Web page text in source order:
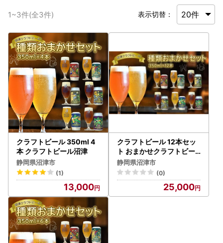
1~3件(全3件) 表示切替：
クラフトビール 350ml 4
本 クラフトビール沼津
静岡県沼津市
(1)
13,000
クラフトビール 12本セッ
ト おまかせクラフトビー
ル
静岡県沼津市
(0)
25,000